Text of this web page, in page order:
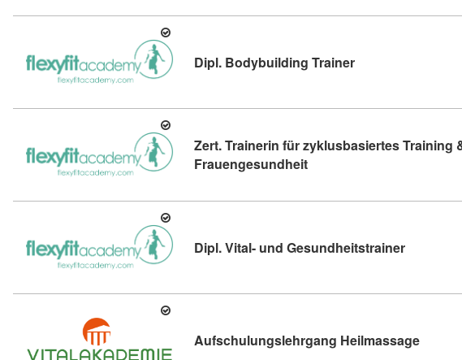
Dipl. Bodybuilding TrainerKursdetail: Dipl.
Zert. Trainerin für zyklusbasiertes Training
FrauengesundheitKursdetail: Zert. Trainerin
Dipl. Vital- und Gesundheitstrainer
Aufschulungslehrgang Heilmassage